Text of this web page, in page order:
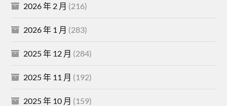
2026 年 2 月 (216)
2026 年 1 月 (283)
2025 年 12 月 (284)
2025 年 11 月 (192)
2025 年 10 月 (159)